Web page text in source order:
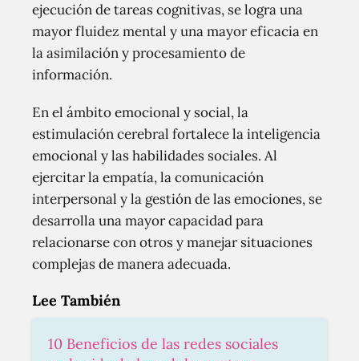
ejecución de tareas cognitivas, se logra una
mayor fluidez mental y una mayor eficacia en
la asimilación y procesamiento de
información.
En el ámbito emocional y social, la
estimulación cerebral fortalece la inteligencia
emocional y las habilidades sociales. Al
ejercitar la empatía, la comunicación
interpersonal y la gestión de las emociones, se
desarrolla una mayor capacidad para
relacionarse con otros y manejar situaciones
complejas de manera adecuada.
Lee También
10 Beneficios de las redes sociales